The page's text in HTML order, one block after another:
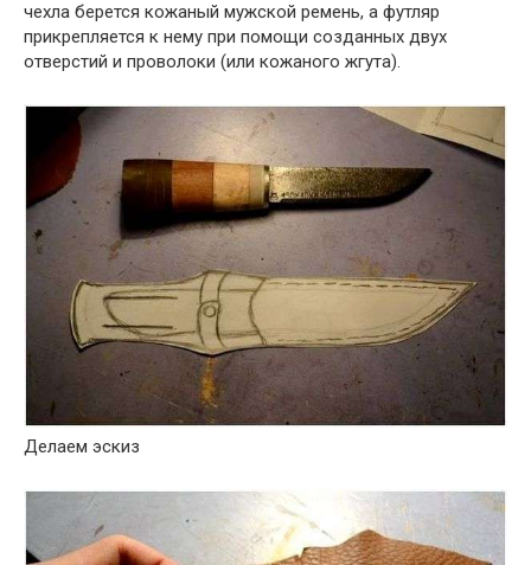
чехла берется кожаный мужской ремень, а футляр
прикрепляется к нему при помощи созданных двух
отверстий и проволоки (или кожаного жгута).
Делаем эскиз